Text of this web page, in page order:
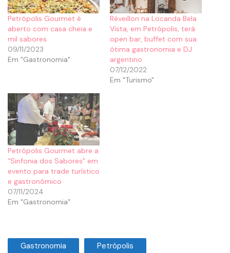
Petrópolis Gourmet é
aberto com casa cheia e
mil sabores
09/11/2023
Em "Gastronomia"
Réveillon na Locanda Bela
Vista, em Petrópolis, terá
open bar, buffet com sua
ótima gastronomia e DJ
argentino
07/12/2022
Em "Turismo"
Petrópolis Gourmet abre a
“Sinfonia dos Sabores” em
evento para trade turístico
e gastronômico
07/11/2024
Em "Gastronomia"
Gastronomia Petrópolis